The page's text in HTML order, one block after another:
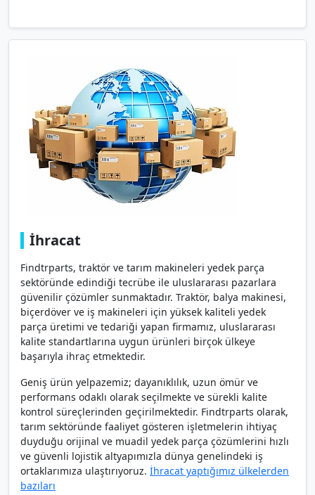
İhracat
Findtrparts, traktör ve tarım makineleri yedek parça
sektöründe edindiği tecrübe ile uluslararası pazarlara
güvenilir çözümler sunmaktadır. Traktör, balya makinesi,
biçerdöver ve iş makineleri için yüksek kaliteli yedek
parça üretimi ve tedariği yapan firmamız, uluslararası
kalite standartlarına uygun ürünleri birçok ülkeye
başarıyla ihraç etmektedir.
Geniş ürün yelpazemiz; dayanıklılık, uzun ömür ve
performans odaklı olarak seçilmekte ve sürekli kalite
kontrol süreçlerinden geçirilmektedir. Findtrparts olarak,
tarım sektöründe faaliyet gösteren işletmelerin ihtiyaç
duyduğu orijinal ve muadil yedek parça çözümlerini hızlı
ve güvenli lojistik altyapımızla dünya genelindeki iş
ortaklarımıza ulaştırıyoruz. İhracat yaptığımız ülkelerden
bazıları